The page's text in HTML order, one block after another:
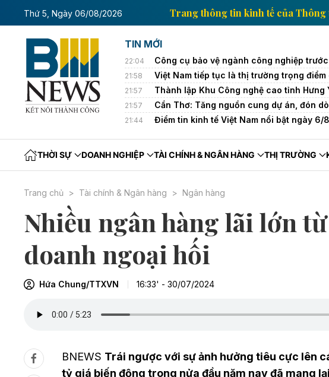
Thứ 5, Ngày 06/08/2026
tin kinh tế của Thông tấn xã Việt Nam Trang thông tin kinh tế
TIN MỚI
22:04 Công cụ bảo vệ ngành công nghiệp
21:58 Việt Nam tiếp tục là thị trường trọng
21:57 Thành lập Khu Công nghệ cao tỉnh Hưng
21:57 Cần Thơ: Tăng nguồn cung dự án, đón
21:44 Điểm tin kinh tế Việt Nam nổi bật ngày 6/
THỜI SỰ DOANH NGHIỆP TÀI CHÍNH & NGÂN HÀNG THỊ TRƯỜNG
Trang chủ Tài chính & Ngân hàng Ngân hàng
Nhiều ngân hàng lãi lớn
doanh ngoại hối
Hứa Chung/TTXVN 16:33' - 30/07/2024
BNEWS Trái ngược với sự ảnh hưởng tiêu cực lên
tỷ giá biến động trong nửa đầu năm nay đã mang